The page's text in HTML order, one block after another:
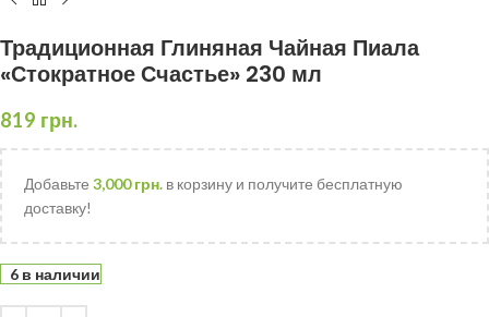
Традиционная Глиняная Чайная Пиала
«Стократное Счастье» 230 мл
819 грн.
Добавьте 3,000грн. в корзину и получите бесплатную
доставку!
6 в наличии